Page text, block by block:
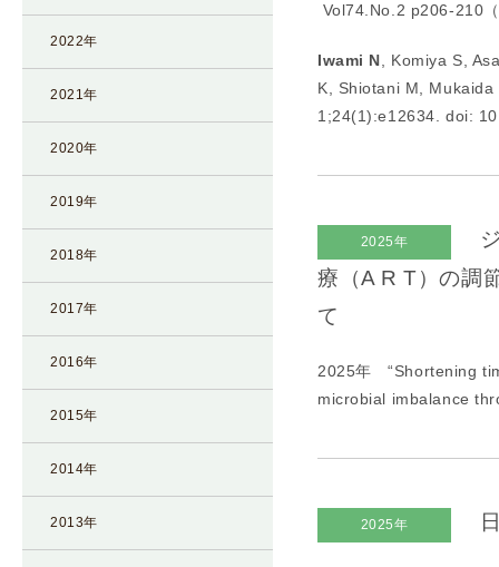
I
生
殖
補
医
（
A
R
卵
子
凍
不
妊
2022年
2021年
2020年
2019年
2018年
2017年
2016年
2015年
2014年
2013年
Vol74.No.2 p206-210
Iwami N , Komiya S,
K, Shiotani M,
1;24(1):e12634. doi:
2025年
療（A R T）の調
て
2025年 “Shortening
microbial imbalance
2025年